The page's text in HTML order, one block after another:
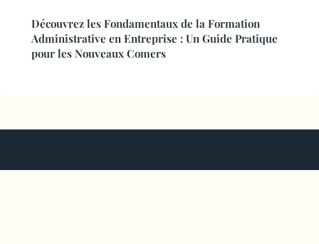
Découvrez les Fondamentaux de la Formation
Administrative en Entreprise : Un Guide Pratique
pour les Nouveaux Comers
Atelier Des Artisans